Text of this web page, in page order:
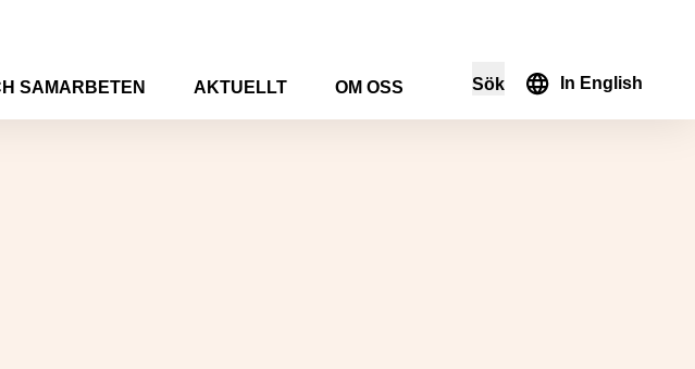
SAMARBETEN AKTUELLT OM OSS Sök In English